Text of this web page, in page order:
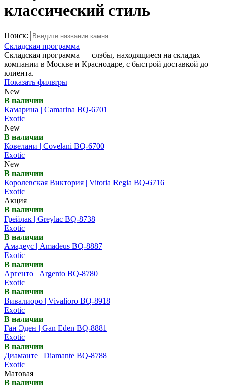
классический стиль
Поиск:
Складская программа
Складская программа — слэбы, находящиеся на складах
компании в Москве и Краснодаре, с быстрой доставкой до
клиента.
Показать фильтры
New
В наличии
Камарина | Camarina BQ-6701
Exotic
New
В наличии
Ковелани | Covelani BQ-6700
Exotic
New
В наличии
Королевская Виктория | Vitoria Regia BQ-6716
Exotic
Акция
В наличии
Грейлак | Greylac BQ-8738
Exotic
В наличии
Амадеус | Amadeus BQ-8887
Exotic
В наличии
Аргенто | Argento BQ-8780
Exotic
В наличии
Вивалиоро | Vivalioro BQ-8918
Exotic
В наличии
Ган Эден | Gan Eden BQ-8881
Exotic
В наличии
Диаманте | Diamante BQ-8788
Exotic
Матовая
В наличии